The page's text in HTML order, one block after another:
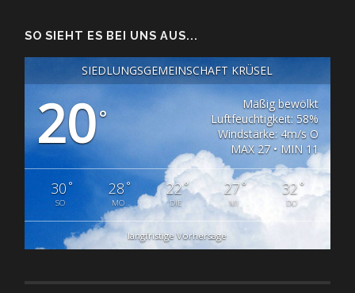
SO SIEHT ES BEI UNS AUS...
SIEDLUNGSGEMEINSCHAFT KRÜSEL
20°
Mäßig bewölkt
Luftfeuchtigkeit: 58%
Windstärke: 4m/s O
MAX 27 • MIN 11
30°
SO
28°
MO
22°
DIE
27°
MI
32 °
DO
langfristige Vorhersage